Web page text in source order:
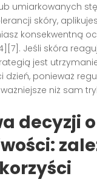
umiarkowanych
skóry,
konsekwentną
Jeśli skóra
jest
dzień, ponieważ
niż sam
decyzji o